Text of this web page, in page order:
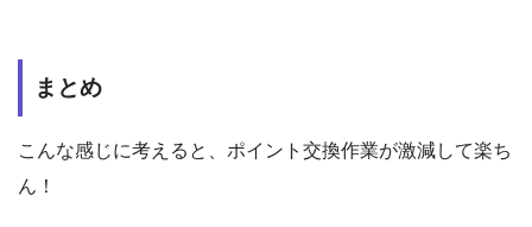
まとめ
こんな感じに考えると、ポイント交換作業が激減して楽ち
ん！